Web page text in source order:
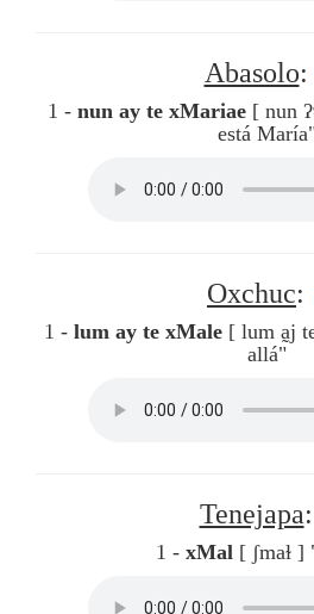
Abasolo:
1 - nun ay te xMariae [ nun ʔ
está
Oxchuc:
1 - lum ay te xMale [ lum a̰j
allá"
Tenejapa:
1 - xMal [ ʃmaɫ ]